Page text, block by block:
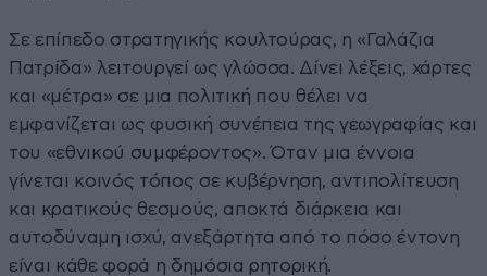
Σε επίπεδο στρατηγικής κουλτούρας, η «Γαλάζια
Πατρίδα» λειτουργεί ως γλώσσα. Δίνει λέξεις, χάρτες
και «μέτρα» σε μια πολιτική που θέλει να
εμφανίζεται ως φυσική συνέπεια της γεωγραφίας και
του «εθνικού συμφέροντος». Όταν μια έννοια
γίνεται κοινός τόπος σε κυβέρνηση, αντιπολίτευση
και κρατικούς θεσμούς, αποκτά διάρκεια και
αυτοδύναμη ισχύ, ανεξάρτητα από το πόσο έντονη
είναι κάθε φορά η δημόσια ρητορική.